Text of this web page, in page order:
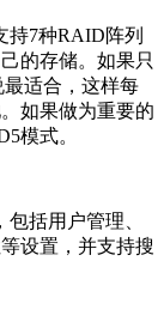
持7种RAID阵列
的存储。如果只
最适合，这样每
如果做为重要的
模式。
括用户管理、
设置，并支持搜